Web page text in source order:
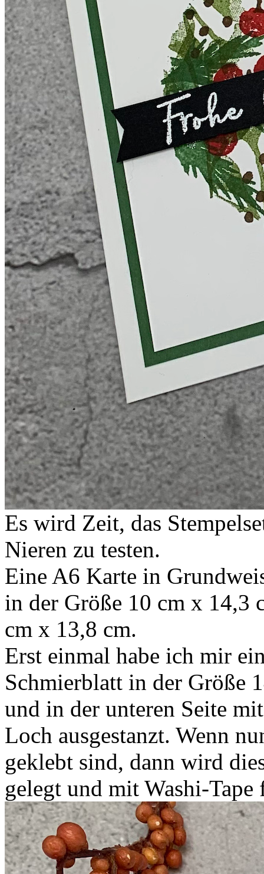
Es wird Zeit, das
Nieren zu testen.
Eine A6 Karte in
in der Größe 10 cm x 14,3
cm x 13,8 cm.
Erst einmal habe ich mir
Schmierblatt in der Größe
und in der unteren Seite
Loch ausgestanzt. Wenn
geklebt sind, dann wird
gelegt und mit Washi-